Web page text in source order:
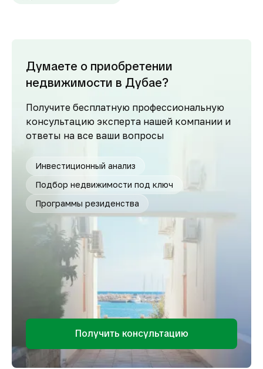
Думаете о приобретении
недвижимости в Дубае?
Получите бесплатную профессиональную
консультацию эксперта нашей компании и
ответы на все ваши вопросы
Инвестиционный анализ
Подбор недвижимости под ключ
Программы резиденства
Получить консультацию